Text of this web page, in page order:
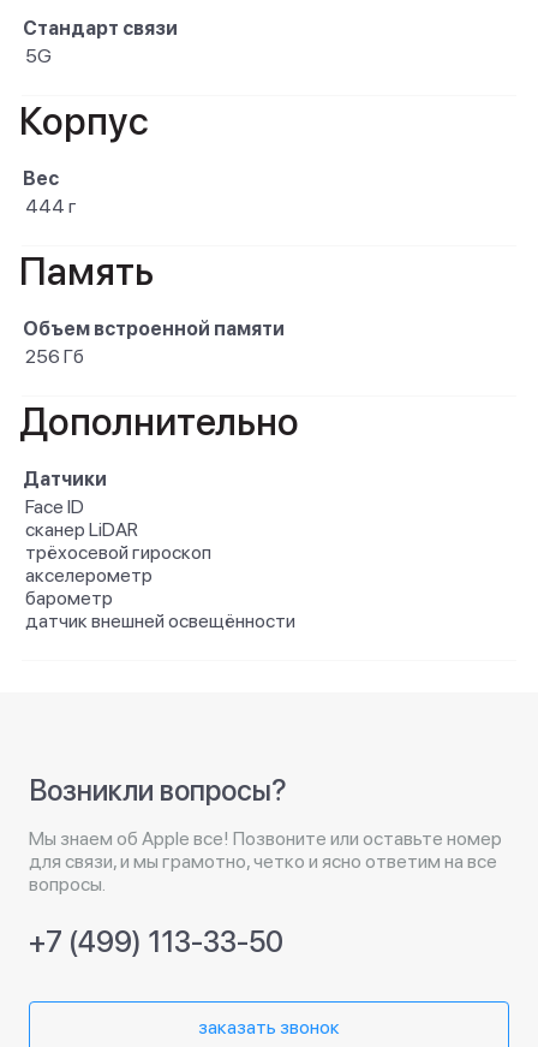
Стандарт связи
5G
Корпус
Вес
444 г
Память
Объем встроенной памяти
256 Гб
Дополнительно
Датчики
Face ID
сканер LiDAR
трёхосевой гироскоп
акселерометр
барометр
датчик внешней освещённости
Возникли вопросы?
Мы знаем об Apple все! Позвоните или оставьте номер
для связи, и мы грамотно, четко и ясно ответим на все
вопросы.
+7 (499) 113-33-50
заказать звонок